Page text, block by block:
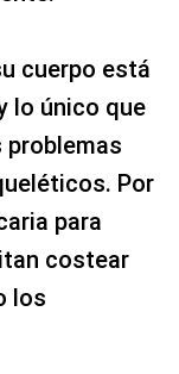
cuerpo está
lo único que
Por
para
costear
los